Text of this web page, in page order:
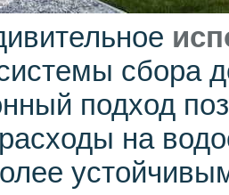
сбора
подход
на